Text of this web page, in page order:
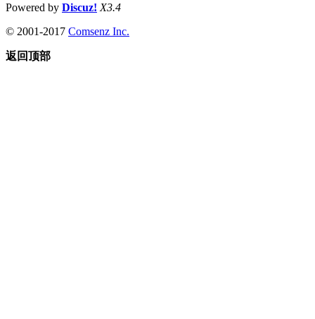
Powered by Discuz! X3.4
© 2001-2017 Comsenz Inc.
返回顶部